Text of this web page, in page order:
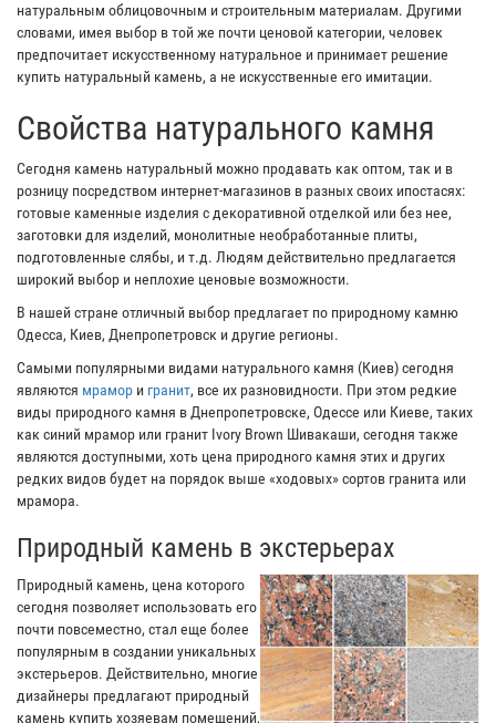
натуральным облицовочным и строительным материалам. Другими
словами, имея выбор в той же почти ценовой категории, человек
предпочитает искусственному натуральное и принимает решение
купить натуральный камень, а не искусственные его имитации.
Свойства натурального камня
Сегодня камень натуральный можно продавать как оптом, так и в
розницу посредством интернет-магазинов в разных своих ипостасях:
готовые каменные изделия с декоративной отделкой или без нее,
заготовки для изделий, монолитные необработанные плиты,
подготовленные слябы, и т.д. Людям действительно предлагается
широкий выбор и неплохие ценовые возможности.
В нашей стране отличный выбор предлагает по природному камню
Одесса, Киев, Днепропетровск и другие регионы.
Самыми популярными видами натурального камня (Киев) сегодня
являются мрамор и гранит, все их разновидности. При этом редкие
виды природного камня в Днепропетровске, Одессе или Киеве, таких
как синий мрамор или гранит Ivory Brown Шивакаши, сегодня также
являются доступными, хоть цена природного камня этих и других
редких видов будет на порядок выше «ходовых» сортов гранита или
мрамора.
Природный камень в экстерьерах
Природный камень, цена которого
сегодня позволяет использовать его
почти повсеместно, стал еще более
популярным в создании уникальных
экстерьеров. Действительно, многие
дизайнеры предлагают природный
камень купить хозяевам помещений,